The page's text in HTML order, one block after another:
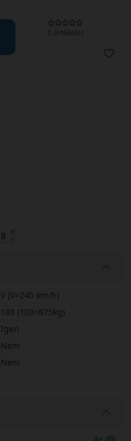
0 értékelés
V (V=240 km/h)
103 (103=875kg)
Igen
Nem
Nem